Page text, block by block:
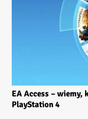
EA Access – wiemy,
PlayStation 4